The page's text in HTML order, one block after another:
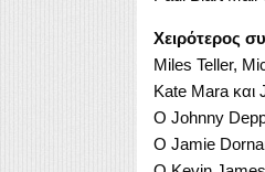
Χειρότερος
Miles Teller,
Kate Mara και
Ο Johnny Depp
Ο Jamie